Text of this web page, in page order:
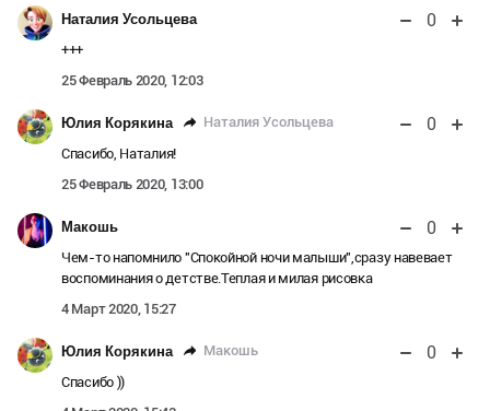
Наталия Усольцева 0
+++
25 Февраль 2020, 12:03
Юлия Корякина Наталия Усольцева 0
Спасибо, Наталия!
25 Февраль 2020, 13:00
Макошь 0
Чем-то напомнило "Спокойной ночи малыши",сразу навевает
воспоминания о детстве.Теплая и милая рисовка
4 Март 2020, 15:27
Юлия Корякина Макошь 0
Спасибо ))